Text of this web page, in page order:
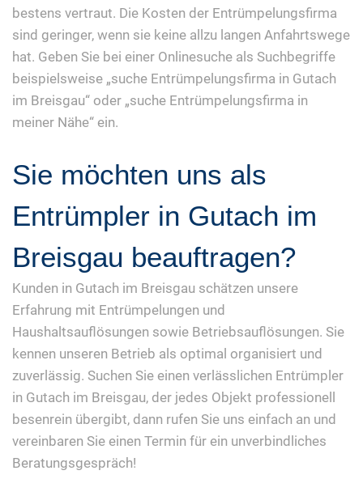
bestens vertraut. Die Kosten der Entrümpelungsfirma
sind geringer, wenn sie keine allzu langen Anfahrtswege
hat. Geben Sie bei einer Onlinesuche als Suchbegriffe
beispielsweise „suche Entrümpelungsfirma in Gutach
im Breisgau“ oder „suche Entrümpelungsfirma in
meiner Nähe“ ein.
Sie möchten uns als
Entrümpler in Gutach im
Breisgau beauftragen?
Kunden in Gutach im Breisgau schätzen unsere
Erfahrung mit Entrümpelungen und
Haushaltsauflösungen sowie Betriebsauflösungen. Sie
kennen unseren Betrieb als optimal organisiert und
zuverlässig. Suchen Sie einen verlässlichen Entrümpler
in Gutach im Breisgau, der jedes Objekt professionell
besenrein übergibt, dann rufen Sie uns einfach an und
vereinbaren Sie einen Termin für ein unverbindliches
Beratungsgespräch!